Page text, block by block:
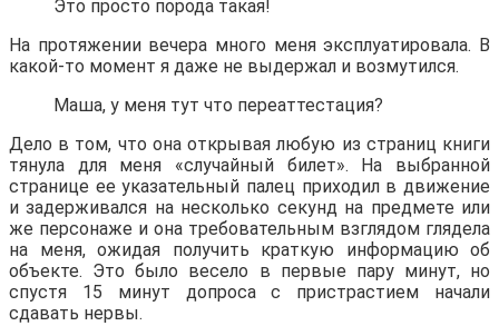
Это просто порода такая!
На протяжении вечера много меня эксплуатировала. В
какой-то момент я даже не выдержал и возмутился.
Маша, у меня тут что переаттестация?
Дело в том, что она открывая любую из страниц книги
тянула для меня «случайный билет». На выбранной
странице ее указательный палец приходил в движение
и задерживался на несколько секунд на предмете или
же персонаже и она требовательным взглядом глядела
на меня, ожидая получить краткую информацию об
объекте. Это было весело в первые пару минут, но
спустя 15 минут допроса с пристрастием начали
сдавать нервы.